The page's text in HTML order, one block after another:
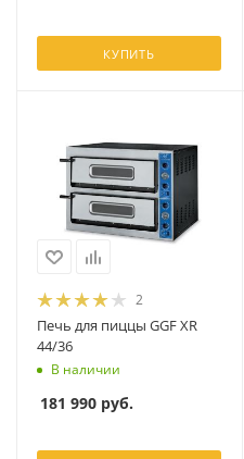
КУПИТЬ
2
Печь для пиццы GGF XR
44/36
В наличии
181 990 руб.